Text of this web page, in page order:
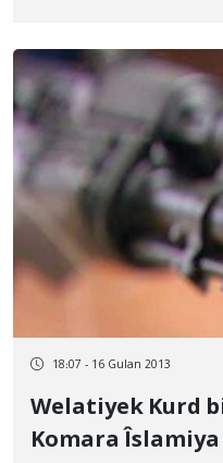
18:07 - 16 Gulan 2013
Welatiyek Kurd
Komara